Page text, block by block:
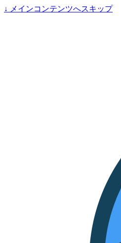
↓ メインコンテンツへスキップ